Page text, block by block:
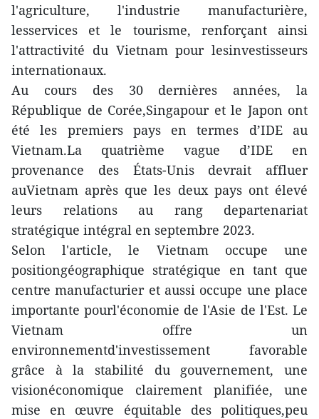
l'agriculture, l'industrie manufacturière,
lesservices et le tourisme, renforçant ainsi
l'attractivité du Vietnam pour lesinvestisseurs
internationaux.
Au cours des 30 dernières années, la
République de Corée,Singapour et le Japon ont
été les premiers pays en termes d’IDE au
Vietnam.La quatrième vague d’IDE en
provenance des États-Unis devrait affluer
auVietnam après que les deux pays ont élevé
leurs relations au rang departenariat
stratégique intégral en septembre 2023.
Selon l'article, le Vietnam occupe une
positiongéographique stratégique en tant que
centre manufacturier et aussi occupe une place
importante pourl'économie de l'Asie de l'Est. Le
Vietnam offre un
environnementd'investissement favorable
grâce à la stabilité du gouvernement, une
visionéconomique clairement planifiée, une
mise en œuvre équitable des politiques,peu